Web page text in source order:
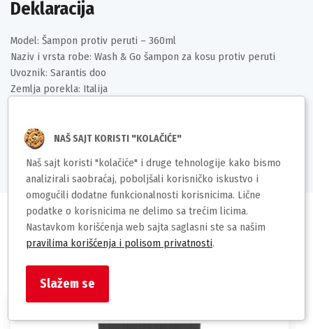
Deklaracija
Model: Šampon protiv peruti – 360ml
Naziv i vrsta robe: Wash & Go šampon za kosu protiv peruti
Uvoznik: Sarantis doo
Zemlja porekla: Italija
EAN kod:8008970056753
Slični proizvodi
NAŠ SAJT KORISTI "KOLAČIĆE"
Naš sajt koristi "kolačiće" i druge tehnologije kako bismo
analizirali saobraćaj, poboljšali korisničko iskustvo i
omogućili dodatne funkcionalnosti korisnicima. Lične
podatke o korisnicima ne delimo sa trećim licima.
Nastavkom korišćenja web sajta saglasni ste sa našim
pravilima korišćenja i polisom privatnosti.
Slažem se